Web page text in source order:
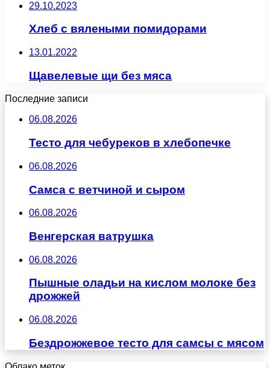
29.10.2023
Хлеб с вялеными помидорами
13.01.2022
Щавелевые щи без мяса
Последние записи
06.08.2026
Тесто для чебуреков в хлебопечке
06.08.2026
Самса с ветчиной и сыром
06.08.2026
Венгерская ватрушка
06.08.2026
Пышные оладьи на кислом молоке без
дрожжей
06.08.2026
Бездрожжевое тесто для самсы с мясом